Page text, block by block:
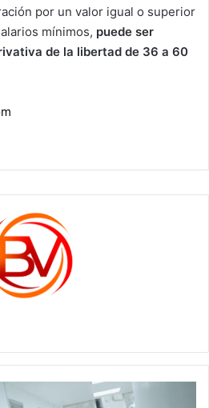
por un valor igual o superior
mínimos, puede ser
de la libertad de 36 a 60